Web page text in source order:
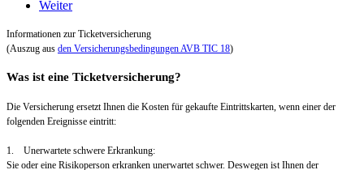
Weiter
Informationen zur Ticketversicherung
(Auszug aus den Versicherungsbedingungen AVB TIC 18)
Was ist eine Ticketversicherung?
Die Versicherung ersetzt Ihnen die Kosten für gekaufte Eintrittskarten, wenn einer der
folgenden Ereignisse eintritt:
1. Unerwartete schwere Erkrankung:
Sie oder eine Risikoperson erkranken unerwartet schwer. Deswegen ist Ihnen der